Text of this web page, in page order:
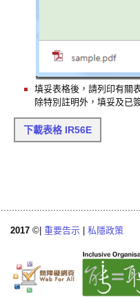
填妥表格後，請列印有關
除特別註明外，填妥及已
下載表格 IR56E
2017 ©| 重要告示 私隱政策